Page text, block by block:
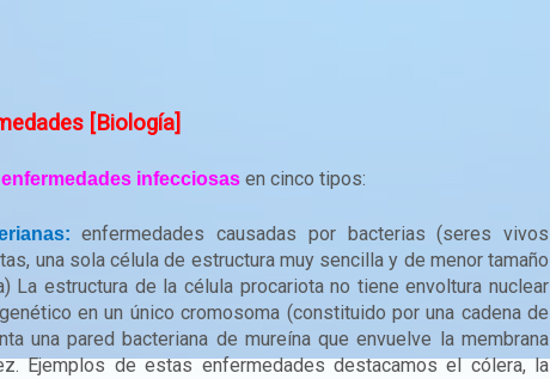
[Biología]
enfermedades infecciosas en cinco tipos:
enfermedades causadas por bacterias (seres vivos
una sola célula de estructura muy sencilla y de menor tamaño
La estructura de la célula procariota no tiene envoltura nuclear
en un único cromosoma (constituido por una cadena de
una pared bacteriana de mureína que envuelve la membrana
Ejemplos de estas enfermedades destacamos el cólera, la